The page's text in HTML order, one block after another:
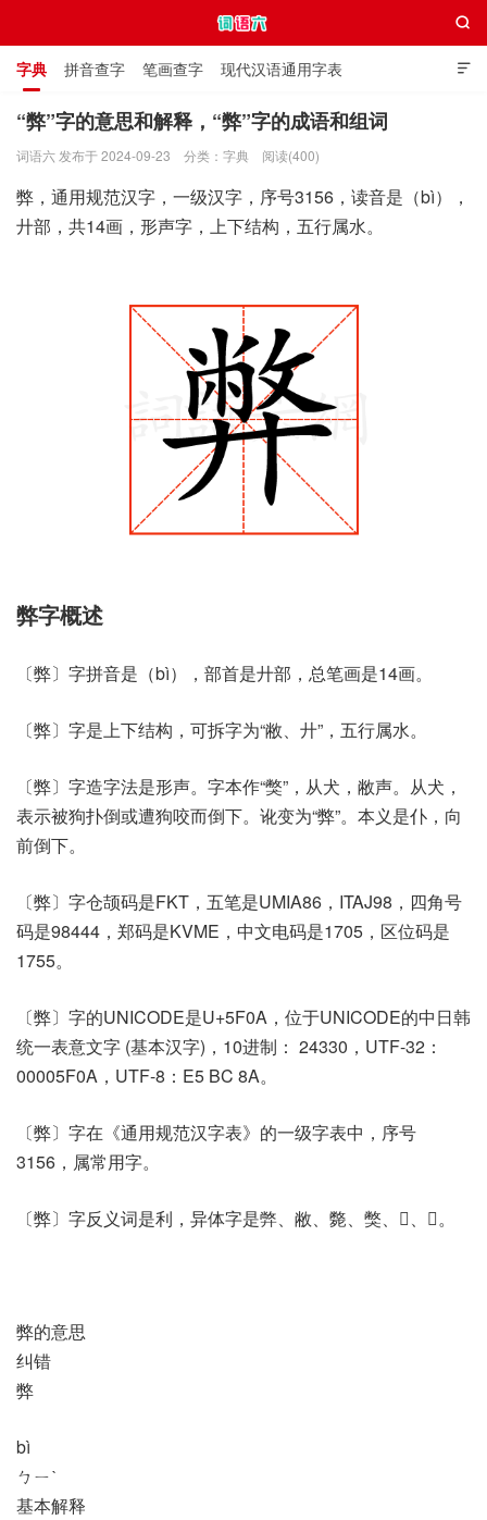

字典 拼音查字 笔画查字 现代汉语通用字表
通用规范汉字表 叠字大全 独体字大全 极简英语词典

“弊”字的意思和解释，“弊”字的成语和组词
词语六 发布于 2024-09-23 分类： 字典 阅读(400)
弊，通用规范汉字，一级汉字，序号3156，读音是（bì），
廾部，共14画，形声字，上下结构，五行属水。
弊字概述
〔弊〕字拼音是（bì），部首是廾部，总笔画是14画。
〔弊〕字是上下结构，可拆字为“敝、廾”，五行属水。
〔弊〕字造字法是形声。字本作“獘”，从犬，敝声。从犬，
表示被狗扑倒或遭狗咬而倒下。讹变为“弊”。本义是仆，向
前倒下。
〔弊〕字仓颉码是FKT，五笔是UMIA86，ITAJ98，四角号
码是98444，郑码是KVME，中文电码是1705，区位码是
1755。
〔弊〕字的UNICODE是U+5F0A，位于UNICODE的中日韩
统一表意文字 (基本汉字)，10进制： 24330，UTF-32：
00005F0A，UTF-8：E5 BC 8A。
〔弊〕字在《通用规范汉字表》的一级字表中，序号
3156，属常用字。
〔弊〕字反义词是利，异体字是㢢、敝、斃、獘、𡚁、𧷍。
弊的意思
纠错
弊
bì
ㄅㄧˋ
基本解释